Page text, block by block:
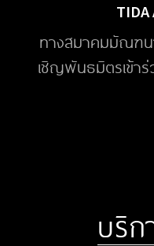
TIDA
ทางสมาคมมัณฑนา
เชิญพันธมิตรเข้าร่ว
บริก